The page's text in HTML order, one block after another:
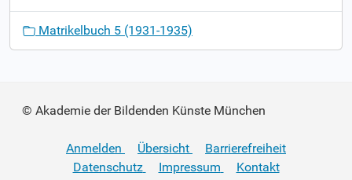
Matrikelbuch 5 (1931-1935)
© Akademie der Bildenden Künste München
Anmelden Übersicht
Barrierefreiheit
Datenschutz
Impressum Kontakt